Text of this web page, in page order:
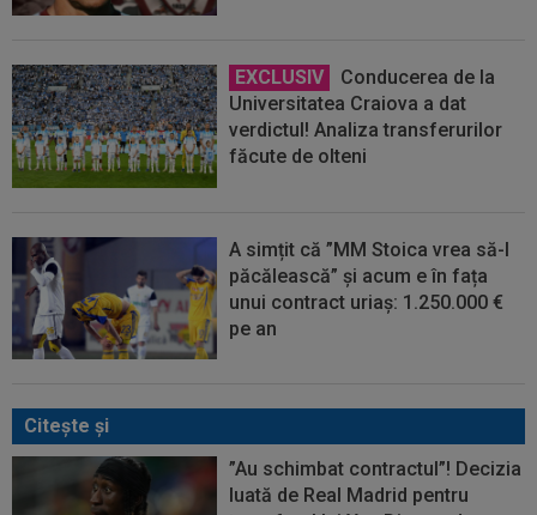
EXCLUSIV
Conducerea de la
Universitatea Craiova a dat
verdictul! Analiza transferurilor
făcute de olteni
A simțit că ”MM Stoica vrea să-l
păcălească” și acum e în fața
unui contract uriaș: 1.250.000 €
pe an
Citeşte şi
”Au schimbat contractul”! Decizia
luată de Real Madrid pentru